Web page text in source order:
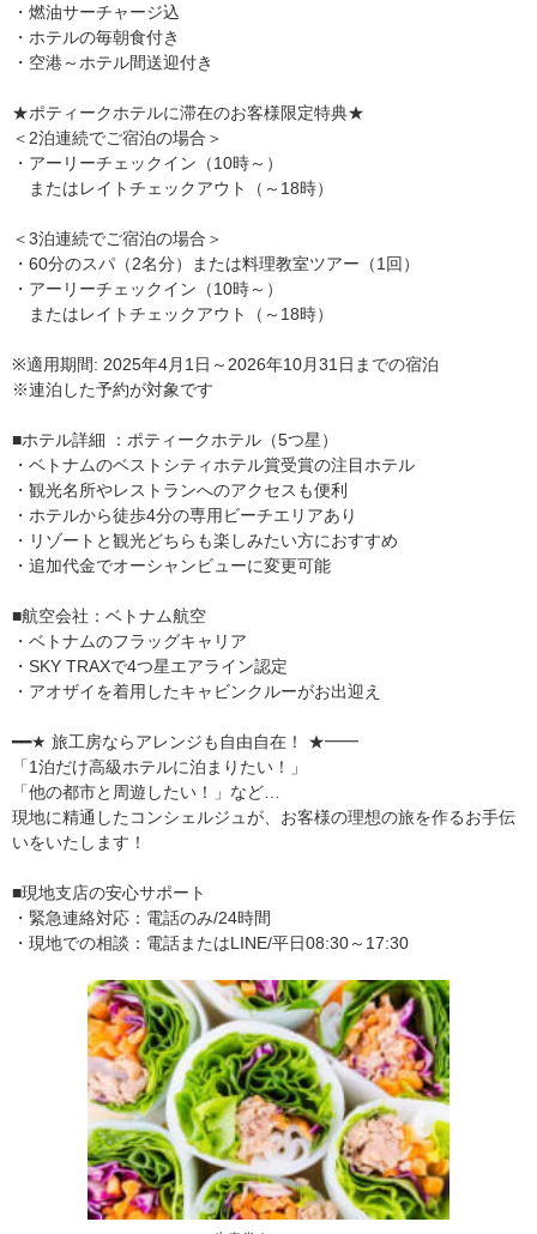
・燃油サーチャージ込
・ホテルの毎朝食付き
・空港～ホテル間送迎付き
★ポティークホテルに滞在のお客様限定特典★
＜2泊連続でご宿泊の場合＞
・アーリーチェックイン（10時～）
またはレイトチェックアウト（～18時）
＜3泊連続でご宿泊の場合＞
・60分のスパ（2名分）または料理教室ツアー（1回）
・アーリーチェックイン（10時～）
またはレイトチェックアウト（～18時）
※適用期間: 2025年4月1日～2026年10月31日までの宿泊
※連泊した予約が対象です
■ホテル詳細 ：ポティークホテル（5つ星）
・ベトナムのベストシティホテル賞受賞の注目ホテル
・観光名所やレストランへのアクセスも便利
・ホテルから徒歩4分の専用ビーチエリアあり
・リゾートと観光どちらも楽しみたい方におすすめ
・追加代金でオーシャンビューに変更可能
■航空会社：ベトナム航空
・ベトナムのフラッグキャリア
・SKY TRAXで4つ星エアライン認定
・アオザイを着用したキャビンクルーがお出迎え
━━★ 旅工房ならアレンジも自由自在！ ★━━
「1泊だけ高級ホテルに泊まりたい！」
「他の都市と周遊したい！」など…
現地に精通したコンシェルジュが、お客様の理想の旅を作るお手伝
いをいたします！
■現地支店の安心サポート
・緊急連絡対応：電話のみ/24時間
・現地での相談：電話またはLINE/平日08:30～17:30